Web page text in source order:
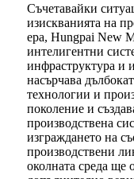
Съчетавайки
изискванията на
ера, Hungpai New
интелигентни
инфраструктура и
насърчава
технологии и
поколение и
производствена
изграждането на
производствени
околната среда ще